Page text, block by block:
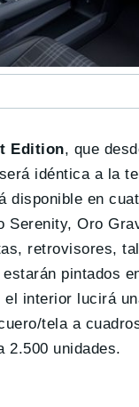
Edition, que
idéntica a la
disponible en
Serenity, Oro
retrovisores,
pintados
el interior lucirá
tela a
2.500 unidades.